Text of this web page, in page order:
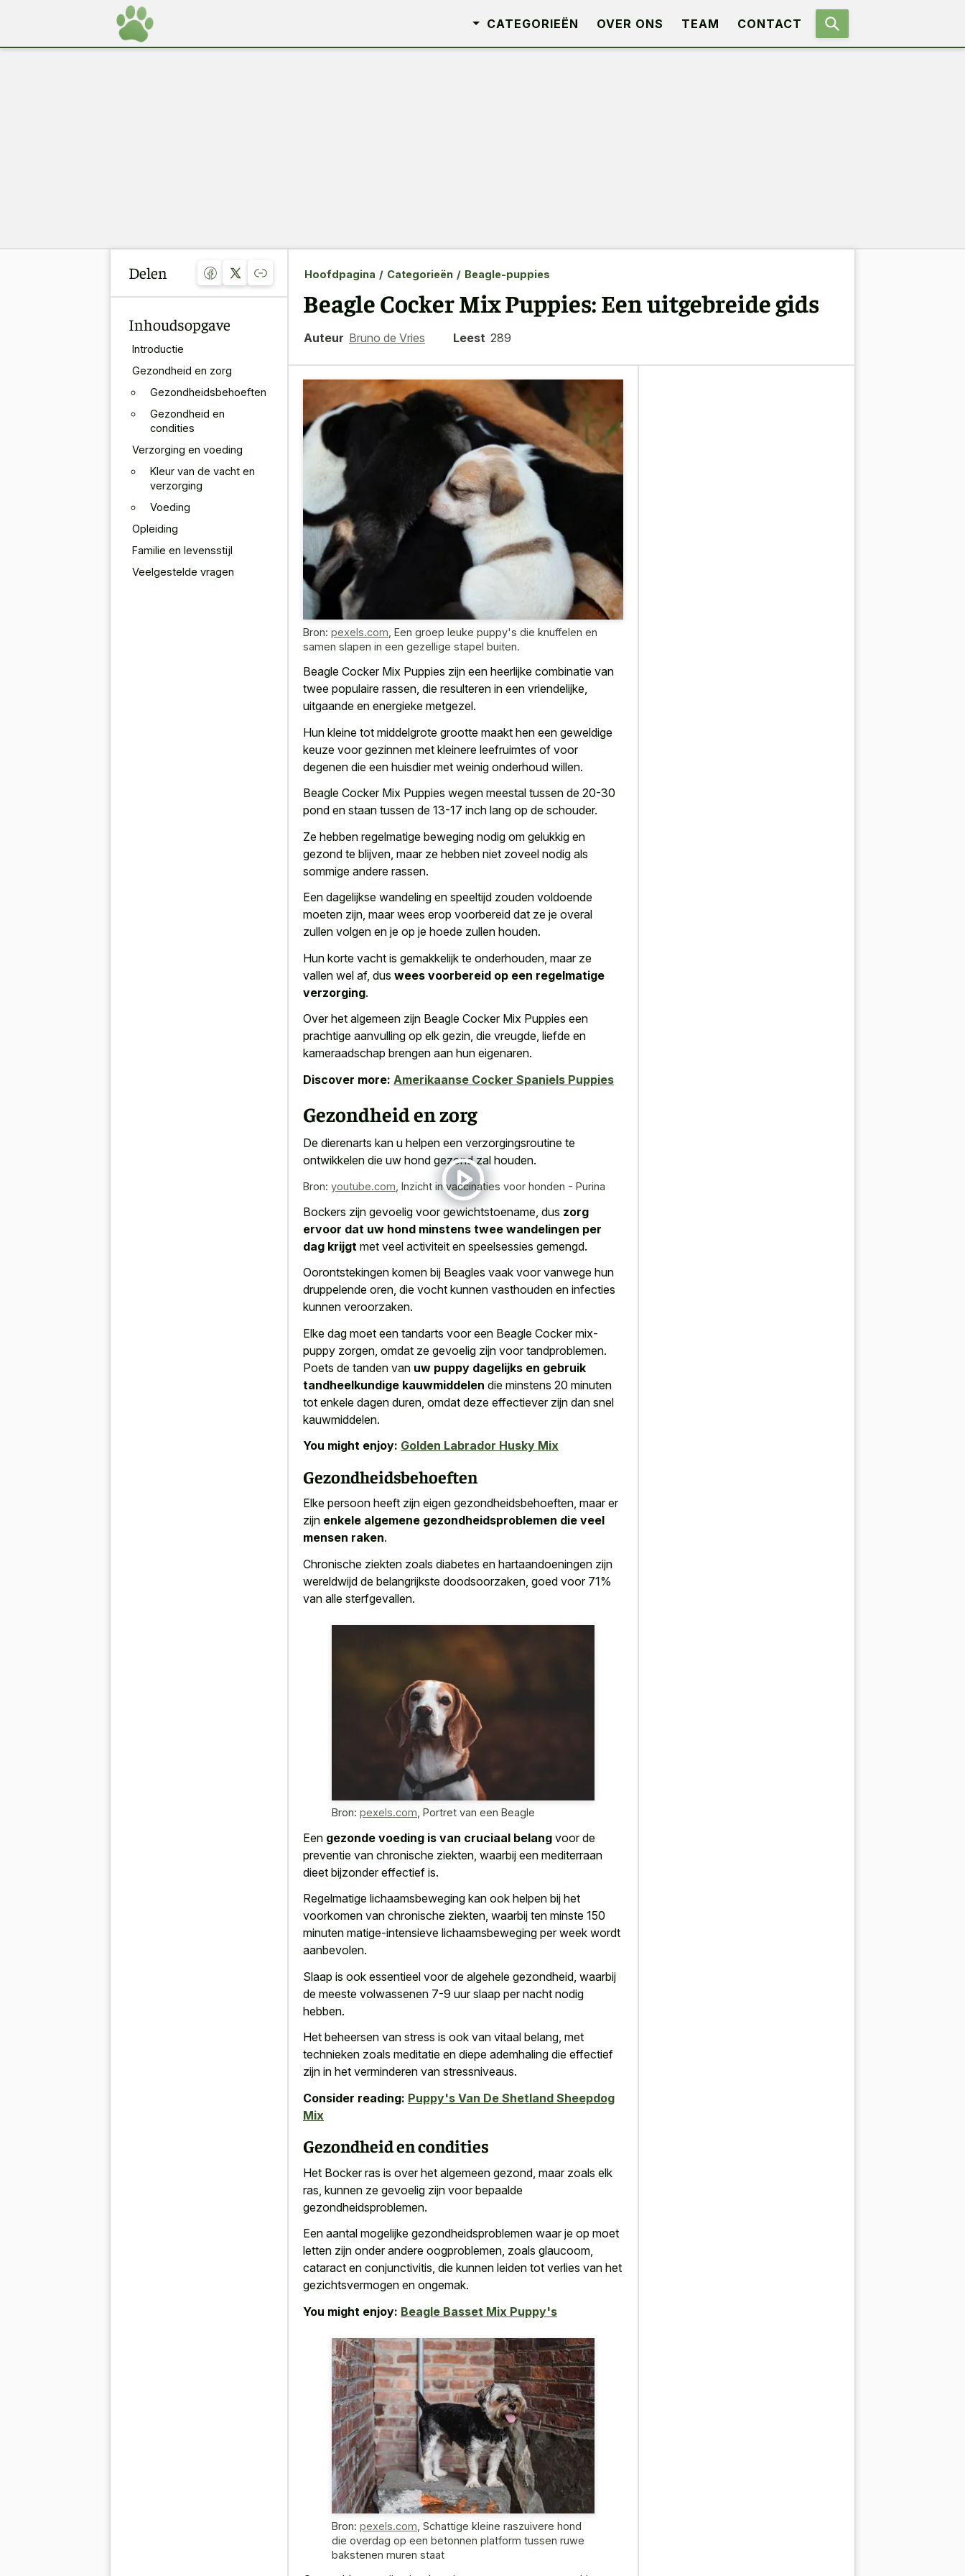
CATEGORIEËN OVER ONS TEAM CONTACT
Delen
Inhoudsopgave
Introductie
Gezondheid en zorg
Gezondheidsbehoeften
Gezondheid en
condities
Verzorging en voeding
Kleur van de vacht en
verzorging
Voeding
Opleiding
Familie en levensstijl
Veelgestelde vragen
Hoofdpagina / Categorieën / Beagle-puppies
Beagle Cocker Mix Puppies: Een uitgebreide gids
Auteur Bruno de Vries Leest 289
Bron: pexels.com Een groep leuke puppy's die knuffelen en
samen slapen in een gezellige stapel buiten.
Beagle Cocker Mix Puppies zijn een heerlijke combinatie van
twee populaire rassen, die resulteren in een vriendelijke,
uitgaande en energieke metgezel.
Hun kleine tot middelgrote grootte maakt hen een geweldige
keuze voor gezinnen met kleinere leefruimtes of voor
degenen die een huisdier met weinig onderhoud willen.
Beagle Cocker Mix Puppies wegen meestal tussen de 20-30
pond en staan tussen de 13-17 inch lang op de schouder.
Ze hebben regelmatige beweging nodig om gelukkig en
gezond te blijven, maar ze hebben niet zoveel nodig als
sommige andere rassen.
Een dagelijkse wandeling en speeltijd zouden voldoende
moeten zijn, maar wees erop voorbereid dat ze je overal
zullen volgen en je op je hoede zullen houden.
Hun korte vacht is gemakkelijk te onderhouden, maar ze
vallen wel af, dus wees voorbereid op een regelmatige
verzorging.
Over het algemeen zijn Beagle Cocker Mix Puppies een
prachtige aanvulling op elk gezin, die vreugde, liefde en
kameraadschap brengen aan hun eigenaren.
Discover more: Amerikaanse Cocker Spaniels Puppies
Gezondheid en zorg
De dierenarts kan u helpen een verzorgingsroutine te
ontwikkelen die uw hond gezond zal houden.
Bron: youtube.com Inzicht in vaccinaties voor honden - Purina
Bockers zijn gevoelig voor gewichtstoename, dus zorg
ervoor dat uw hond minstens twee wandelingen per
dag krijgt met veel activiteit en speelsessies gemengd.
Oorontstekingen komen bij Beagles vaak voor vanwege hun
druppelende oren, die vocht kunnen vasthouden en infecties
kunnen veroorzaken.
Elke dag moet een tandarts voor een Beagle Cocker mix-
puppy zorgen, omdat ze gevoelig zijn voor tandproblemen.
Poets de tanden van uw puppy dagelijks en gebruik
tandheelkundige kauwmiddelen die minstens 20 minuten
tot enkele dagen duren, omdat deze effectiever zijn dan snel
kauwmiddelen.
You might enjoy: Golden Labrador Husky Mix
Gezondheidsbehoeften
Elke persoon heeft zijn eigen gezondheidsbehoeften, maar er
zijn enkele algemene gezondheidsproblemen die veel
mensen raken.
Chronische ziekten zoals diabetes en hartaandoeningen zijn
wereldwijd de belangrijkste doodsoorzaken, goed voor 71%
van alle sterfgevallen.
Bron: pexels.com Portret van een Beagle
Een gezonde voeding is van cruciaal belang voor de
preventie van chronische ziekten, waarbij een mediterraan
dieet bijzonder effectief is.
Regelmatige lichaamsbeweging kan ook helpen bij het
voorkomen van chronische ziekten, waarbij ten minste 150
minuten matige-intensieve lichaamsbeweging per week wordt
aanbevolen.
Slaap is ook essentieel voor de algehele gezondheid, waarbij
de meeste volwassenen 7-9 uur slaap per nacht nodig
hebben.
Het beheersen van stress is ook van vitaal belang, met
technieken zoals meditatie en diepe ademhaling die effectief
zijn in het verminderen van stressniveaus.
Consider reading: Puppy's Van De Shetland Sheepdog
Mix
Gezondheid en condities
Het Bocker ras is over het algemeen gezond, maar zoals elk
ras, kunnen ze gevoelig zijn voor bepaalde
gezondheidsproblemen.
Een aantal mogelijke gezondheidsproblemen waar je op moet
letten zijn onder andere oogproblemen, zoals glaucoom,
cataract en conjunctivitis, die kunnen leiden tot verlies van het
gezichtsvermogen en ongemak.
You might enjoy: Beagle Basset Mix Puppy's
Bron: pexels.com Schattige kleine raszuivere hond
die overdag op een betonnen platform tussen ruwe
bakstenen muren staat